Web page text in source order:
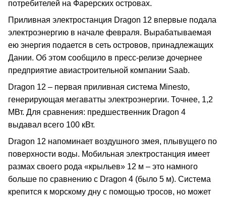
потребителей на Фарерских островах.
Приливная электростанция Dragon 12 впервые подала
электроэнергию в начале февраля. Вырабатываемая
ею энергия подается в сеть островов, принадлежащих
Дании. Об этом сообщило в пресс-релизе дочернее
предприятие авиастроительной компании Saab.
Dragon 12 – первая приливная система Minesto,
генерирующая мегаватты электроэнергии. Точнее, 1,2
МВт. Для сравнения: предшественник Dragon 4
выдавал всего 100 кВт.
Dragon 12 напоминает воздушного змея, плывущего по
поверхности воды. Мобильная электростанция имеет
размах своего рода «крыльев» 12 м – это намного
больше по сравнению с Dragon 4 (было 5 м). Система
крепится к морскому дну с помощью тросов, но может